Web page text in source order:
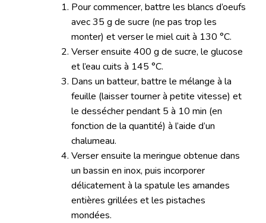
Pour commencer, battre les blancs d’oeufs
avec 35 g de sucre (ne pas trop les
monter) et verser le miel cuit à 130 °C.
Verser ensuite 400 g de sucre, le glucose
et l’eau cuits à 145 °C.
Dans un batteur, battre le mélange à la
feuille (laisser tourner à petite vitesse) et
le dessécher pendant 5 à 10 min (en
fonction de la quantité) à l’aide d’un
chalumeau.
Verser ensuite la meringue obtenue dans
un bassin en inox, puis incorporer
délicatement à la spatule les amandes
entières grillées et les pistaches
mondées.